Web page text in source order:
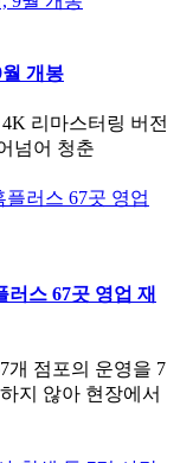
개봉
리마스터링 버전
넘어 청춘
스 67곳 영업 재
개 점포의 운영을 7
지 않아 현장에서